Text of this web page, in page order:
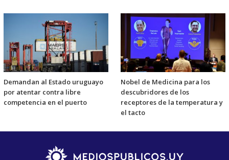
Demandan al Estado uruguayo
por atentar contra libre
competencia en el puerto
Nobel de Medicina para los
descubridores de los
receptores de la temperatura y
el tacto